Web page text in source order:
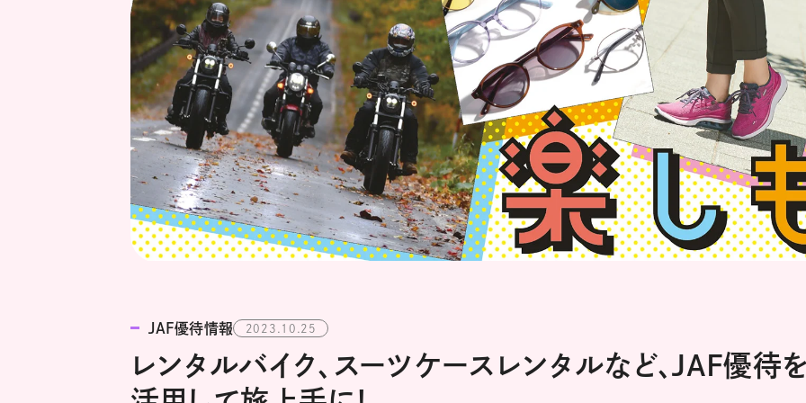
JAF優待情報 2023.10.25
レンタルバイク、スーツケースレンタルなど、JAF優待